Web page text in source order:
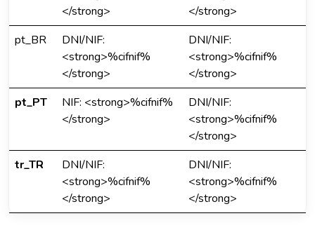
</strong>
</strong>
pt_BR
DNI/NIF:
<strong>%cifnif%
</strong>
DNI/NIF:
<strong>%cifnif%
</strong>
pt_PT
NIF: <strong>%cifnif%
</strong>
DNI/NIF:
<strong>%cifnif%
</strong>
tr_TR
DNI/NIF:
<strong>%cifnif%
</strong>
DNI/NIF:
<strong>%cifnif%
</strong>